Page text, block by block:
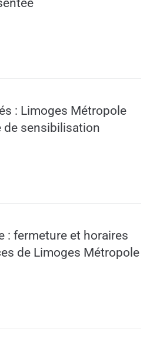
: Limoges Métropole
de sensibilisation
: fermeture et horaires
de Limoges Métropole